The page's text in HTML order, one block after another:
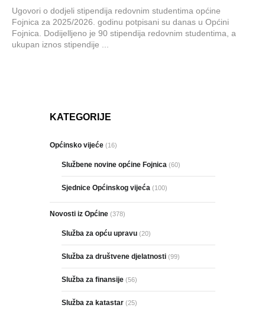
Ugovori o dodjeli stipendija redovnim studentima općine
Fojnica za 2025/2026. godinu potpisani su danas u Općini
Fojnica. Dodijelljeno je 90 stipendija redovnim studentima, a
ukupan iznos stipendije ...
KATEGORIJE
Općinsko vijeće (16)
Službene novine općine Fojnica (60)
Sjednice Općinskog vijeća (100)
Novosti iz Općine (378)
Služba za opću upravu (20)
Služba za društvene djelatnosti (99)
Služba za finansije (56)
Služba za katastar (25)